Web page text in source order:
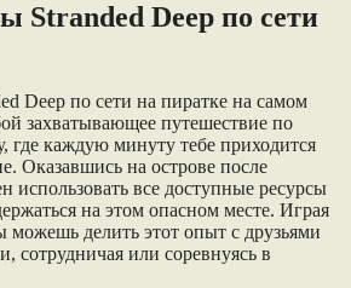
Stranded Deep по сети
Deep по сети на пиратке на самом
захватывающее путешествие по
где каждую минуту тебе приходится
Оказавшись на острове после
использовать все доступные ресурсы
на этом опасном месте. Играя
можешь делить этот опыт с друзьями
сотрудничая или соревнуясь в